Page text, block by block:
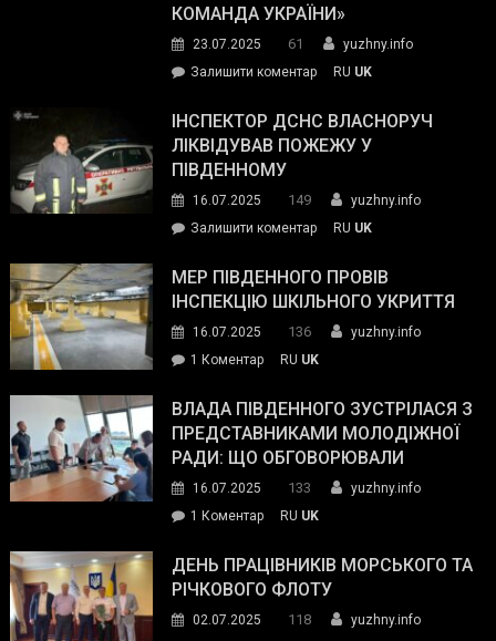
резерву
гуманітарну
допомогу
КОМАНДА УКРАЇНИ»
23.07.2025 61
yuzhny.info
Залишити коментарon
провів
нараду
силових
та
органів:
«Наш
спільний
окупанти.
Маємо
діяти
команда
RU UK
ІНСПЕКТОР ДСНС ВЛАСНОРУЧ
ЛІКВІДУВАВ ПОЖЕЖУ У
ПІВДЕННОМУ
16.07.2025 149
yuzhny.info
Залишити коментарon
ДСНС
власноруч
пожежу
у
RU UK
МЕР ПІВДЕННОГО ПРОВІВ
ІНСПЕКЦІЮ ШКІЛЬНОГО УКРИТТЯ
16.07.2025 136
yuzhny.info
1 Коментардо
Південного
провів
інспекцію
укриття
RU UK
ВЛАДА ПІВДЕННОГО ЗУСТРІЛАСЯ З
ПРЕДСТАВНИКАМИ МОЛОДІЖНОЇ
РАДИ: ЩО ОБГОВОРЮВАЛИ
16.07.2025 133
yuzhny.info
1 Коментардо
Південного
зустрілася
представниками
RU UK
ДЕНЬ ПРАЦІВНИКІВ МОРСЬКОГО ТА
РІЧКОВОГО ФЛОТУ
02.07.2025 118
yuzhny.info